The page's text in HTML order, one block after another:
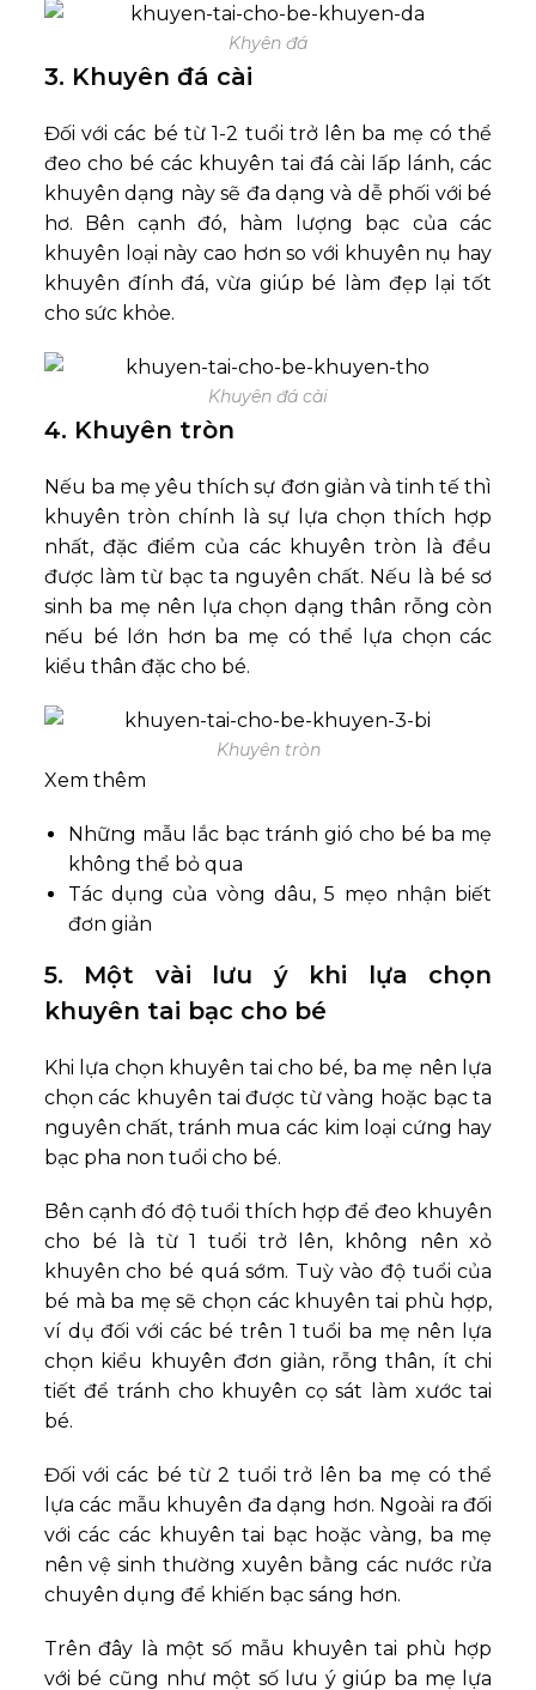
Khyên đá
3. Khuyên đá cài
Đối với các bé từ 1-2 tuổi trở lên ba mẹ có thể
đeo cho bé các khuyên tai đá cài lấp lánh, các
khuyên dạng này sẽ đa dạng và dễ phối với bé
hơ. Bên cạnh đó, hàm lượng bạc của các
khuyên loại này cao hơn so với khuyên nụ hay
khuyên đính đá, vừa giúp bé làm đẹp lại tốt
cho sức khỏe.
Khuyên đá cài
4. Khuyên tròn
Nếu ba mẹ yêu thích sự đơn giản và tinh tế thì
khuyên tròn chính là sự lựa chọn thích hợp
nhất, đặc điểm của các khuyên tròn là đều
được làm từ bạc ta nguyên chất. Nếu là bé sơ
sinh ba mẹ nên lựa chọn dạng thân rỗng còn
nếu bé lớn hơn ba mẹ có thể lựa chọn các
kiểu thân đặc cho bé.
Khuyên tròn
Xem thêm
Những mẫu lắc bạc tránh gió cho bé ba mẹ
không thể bỏ qua
Tác dụng của vòng dâu, 5 mẹo nhận biết
đơn giản
5. Một vài lưu ý khi lựa chọn
khuyên tai bạc cho bé
Khi lựa chọn khuyên tai cho bé, ba mẹ nên lựa
chọn các khuyên tai được từ vàng hoặc bạc ta
nguyên chất, tránh mua các kim loại cứng hay
bạc pha non tuổi cho bé.
Bên cạnh đó độ tuổi thích hợp để đeo khuyên
cho bé là từ 1 tuổi trở lên, không nên xỏ
khuyên cho bé quá sớm. Tuỳ vào độ tuổi của
bé mà ba mẹ sẽ chọn các khuyên tai phù hợp,
ví dụ đối với các bé trên 1 tuổi ba mẹ nên lựa
chọn kiểu khuyên đơn giản, rỗng thân, ít chi
tiết để tránh cho khuyên cọ sát làm xước tai
bé.
Đối với các bé từ 2 tuổi trở lên ba mẹ có thể
lựa các mẫu khuyên đa dạng hơn. Ngoài ra đối
với các các khuyên tai bạc hoặc vàng, ba mẹ
nên vệ sinh thường xuyên bằng các nước rửa
chuyên dụng để khiến bạc sáng hơn.
Trên đây là một số mẫu khuyên tai phù hợp
với bé cũng như một số lưu ý giúp ba mẹ lựa